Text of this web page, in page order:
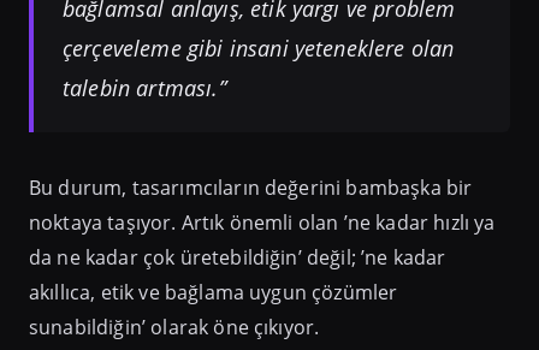
bağlamsal anlayış, etik yargı ve problem
çerçeveleme gibi insani yeteneklere olan
talebin artması.”
Bu durum, tasarımcıların değerini bambaşka bir
noktaya taşıyor. Artık önemli olan ’ne kadar hızlı ya
da ne kadar çok üretebildiğin’ değil; ’ne kadar
akıllıca, etik ve bağlama uygun çözümler
sunabildiğin’ olarak öne çıkıyor.